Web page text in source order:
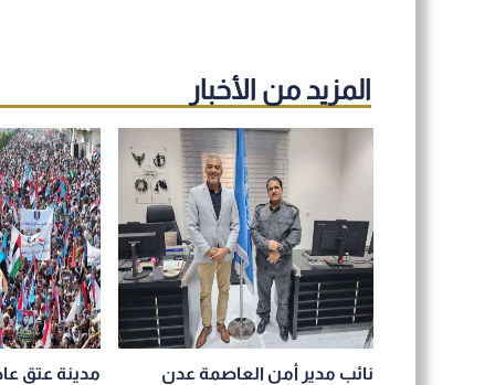
المزيد من الأخبار
نائب مدير أمن العاصمة عدن
مدينة عتق